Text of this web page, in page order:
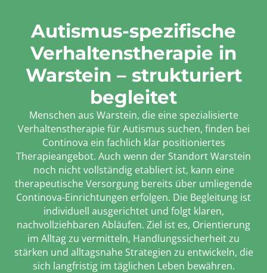
Autismus-spezifische
Verhaltenstherapie in
Warstein – strukturiert
begleitet
Menschen aus Warstein, die eine spezialisierte
Verhaltenstherapie für Autismus suchen, finden bei
Continova ein fachlich klar positioniertes
Therapieangebot. Auch wenn der Standort Warstein
noch nicht vollständig etabliert ist, kann eine
therapeutische Versorgung bereits über umliegende
Continova-Einrichtungen erfolgen. Die Begleitung ist
individuell ausgerichtet und folgt klaren,
nachvollziehbaren Abläufen. Ziel ist es, Orientierung
im Alltag zu vermitteln, Handlungssicherheit zu
stärken und alltagsnahe Strategien zu entwickeln, die
sich langfristig im täglichen Leben bewähren.